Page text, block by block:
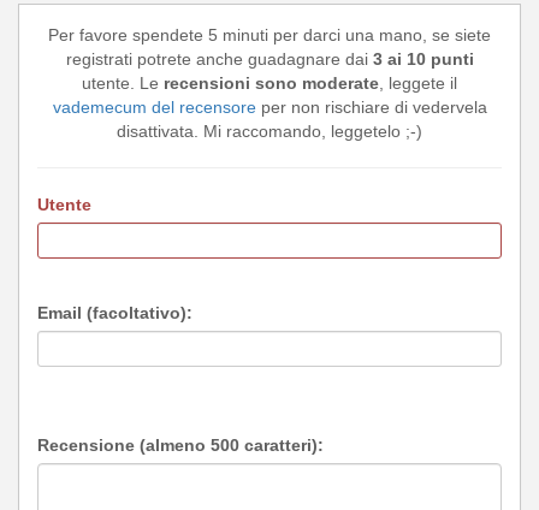
Per favore spendete 5 minuti per darci una mano, se siete
registrati potrete anche guadagnare dai 3 ai 10 punti
utente. Le recensioni sono moderate, leggete il
vademecum del recensoreper non rischiare di vedervela
disattivata. Mi raccomando, leggetelo ;-)
Utente
Email (facoltativo):
Recensione (almeno 500 caratteri):